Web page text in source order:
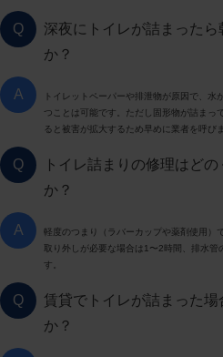
Q
深夜にトイレが詰まった
か？
A
トイレットペーパーや排泄物が原因で、
つことは可能です。ただし固形物が詰まっ
ると被害が拡大するため早めに業者を呼び
Q
トイレ詰まりの修理はど
か？
A
軽度のつまり（ラバーカップや薬剤使用）
取り外しが必要な場合は1〜2時間、排水
す。
Q
賃貸でトイレが詰まった
か？